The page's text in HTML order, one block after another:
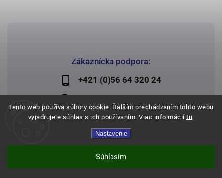
Tento web používa súbory cookie. Ďalším prechádzaním tohto webu
vyjadrujete súhlas s ich používaním. Viac informácií tu.
Nastavenie
Súhlasím
Zákaznícka podpora:
+421 (0)56 64 320 24
Copyright 2026Papier Lechman. Všetky práva vyhradené.
Shoptet | Design